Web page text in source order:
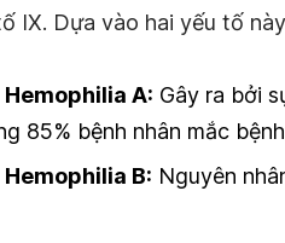
IX. Dựa vào hai yếu tố
Hemophilia A: Gây ra bởi
85% bệnh nhân mắc
Hemophilia B: Nguyên